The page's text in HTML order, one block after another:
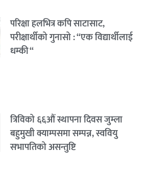
परिक्षा हलभित्र कपि साटासाट,
परीक्षार्थीको गुनासो : “एक विद्यार्थीलाई
धम्की “
त्रिविको ६६औं स्थापना दिवस जुम्ला
बहुमुखी क्याम्पसमा सम्पन्न, स्ववियु
सभापतिको असन्तुष्टि